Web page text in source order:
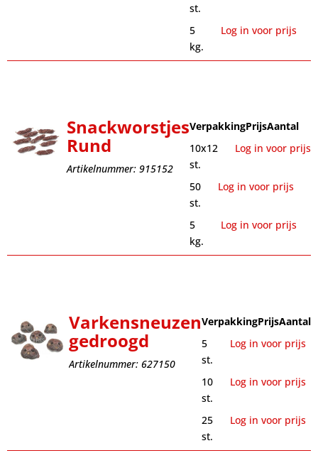
st.
5
kg.
Log in voor prijs
Snackworstjes
Rund
Artikelnummer: 915152
VerpakkingPrijsAantal
10x12
st.
Log in voor prijs
50
st.
Log in voor prijs
5
kg.
Log in voor prijs
Varkensneuzen
gedroogd
Artikelnummer: 627150
VerpakkingPrijsAantal
5
st.
Log in voor prijs
10
st.
Log in voor prijs
25
st.
Log in voor prijs